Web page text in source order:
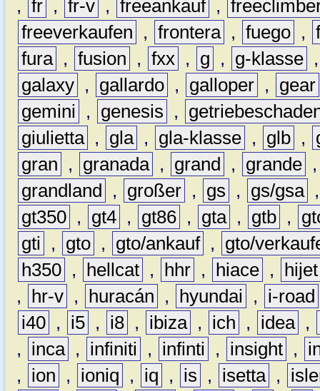
, fr , fr-v , freeankauf ,
freeverkaufen
, frontera , fuego ,
fura , fusion , fxx , g , g-klasse
galaxy , gallardo , galloper ,
gear
gemini
, genesis ,
giulietta , gla , gla-klasse , glb ,
gran
, granada , grand , grande
grandland
, großer , gs , gs/gsa
gt350 , gt4 , gt86 , gta , gtb ,
gti
, gto , gto/ankauf ,
gto/
h350 , hellcat , hhr , hiace ,
hijet
,
hr-v , huracán , hyundai ,
i-road
i40 , i5 , i8 , ibiza , ich , idea ,
,
inca , infiniti , infinti , insight ,
,
ion , ioniq , iq , is , isetta ,